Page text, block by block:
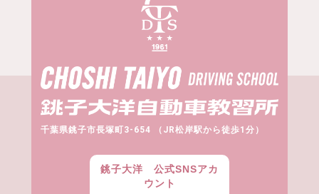
千葉県銚子市長塚町3-654 （JR松岸駅から徒歩1分）
銚子大洋 公式SNSアカ
ウント